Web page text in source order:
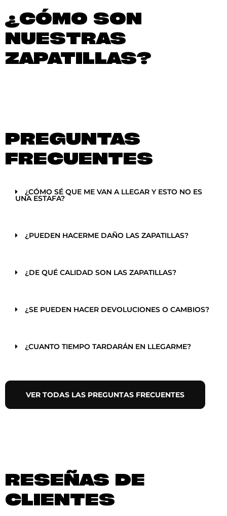
¿CÓMO SON
NUESTRAS
ZAPATILLAS?
PREGUNTAS
FRECUENTES
¿CÓMO SÉ QUE ME VAN A LLEGAR Y ESTO NO ES
UNA ESTAFA?
¿PUEDEN HACERME DAÑO LAS ZAPATILLAS?
¿DE QUÉ CALIDAD SON LAS ZAPATILLAS?
¿SE PUEDEN HACER DEVOLUCIONES O CAMBIOS?
¿CUANTO TIEMPO TARDARÁN EN LLEGARME?
VER TODAS LAS PREGUNTAS FRECUENTES
RESEÑAS DE
CLIENTES